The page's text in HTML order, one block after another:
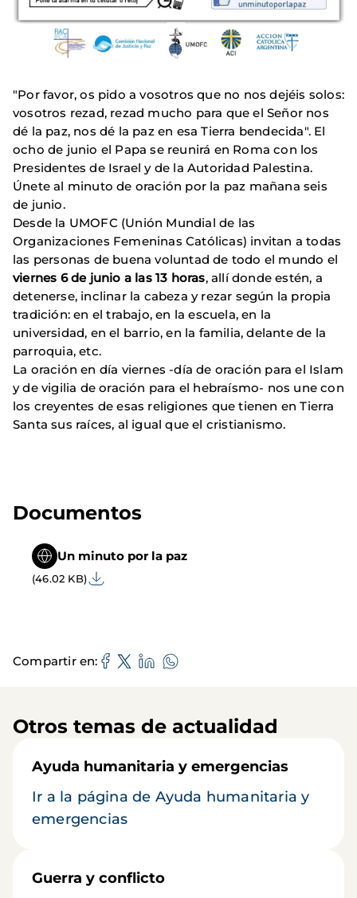
"Por favor, os pido a vosotros que no nos dejéis solos:
vosotros rezad, rezad mucho para que el Señor nos
dé la paz, nos dé la paz en esa Tierra bendecida". El
ocho de junio el Papa se reunirá en Roma con los
Presidentes de Israel y de la Autoridad Palestina.
Únete al minuto de oración por la paz mañana seis
de junio.
Desde la UMOFC (Unión Mundial de las
Organizaciones Femeninas Católicas) invitan a todas
las personas de buena voluntad de todo el mundo el
viernes 6 de junio a las 13 horas, allí donde estén, a
detenerse, inclinar la cabeza y rezar según la propia
tradición: en el trabajo, en la escuela, en la
universidad, en el barrio, en la familia, delante de la
parroquia, etc.
La oración en día viernes -día de oración para el Islam
y de vigilia de oración para el hebraísmo- nos une con
los creyentes de esas religiones que tienen en Tierra
Santa sus raíces, al igual que el cristianismo.
Documentos
Un minuto por la paz
(46.02 KB)
Compartir en
Otros temas de actualidad
Ayuda humanitaria y emergencias
Ir a la página de Ayuda humanitaria y
emergencias
Guerra y conflicto